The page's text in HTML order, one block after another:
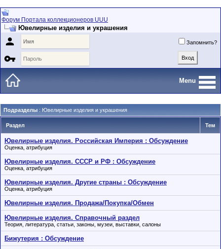
Форум Портала коллекционеров UUU
Ювелирные изделия и украшения
 Запомнить?

Menu
Подразделы : Ювелирные изделия и украшения
Раздел Тем
Ювелирные изделия. Российская Империя : Обсуждение
Оценка, атрибуция
Ювелирные изделия. СССР и РФ : Обсуждение
Оценка, атрибуция
Ювелирные изделия. Другие страны : Обсуждение
Оценка, атрибуция
Ювелирные изделия. Продажа/Покупка/Обмен
Ювелирные изделия. Справочный раздел
Теория, литература, статьи, законы, музеи, выставки, салоны
Бижутерия : Обсуждение